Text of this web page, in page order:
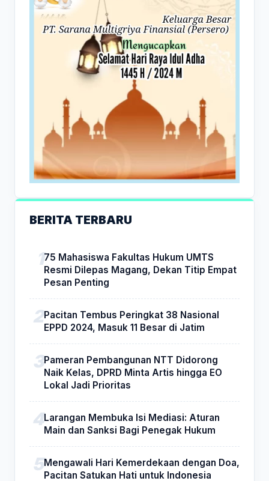
BERITA TERBARU
75 Mahasiswa Fakultas Hukum UMTS
Resmi Dilepas Magang, Dekan Titip Empat
Pesan Penting
Pacitan Tembus Peringkat 38 Nasional
EPPD 2024, Masuk 11 Besar di Jatim
Pameran Pembangunan NTT Didorong
Naik Kelas, DPRD Minta Artis hingga EO
Lokal Jadi Prioritas
Larangan Membuka Isi Mediasi: Aturan
Main dan Sanksi Bagi Penegak Hukum
Mengawali Hari Kemerdekaan dengan Doa,
Pacitan Satukan Hati untuk Indonesia